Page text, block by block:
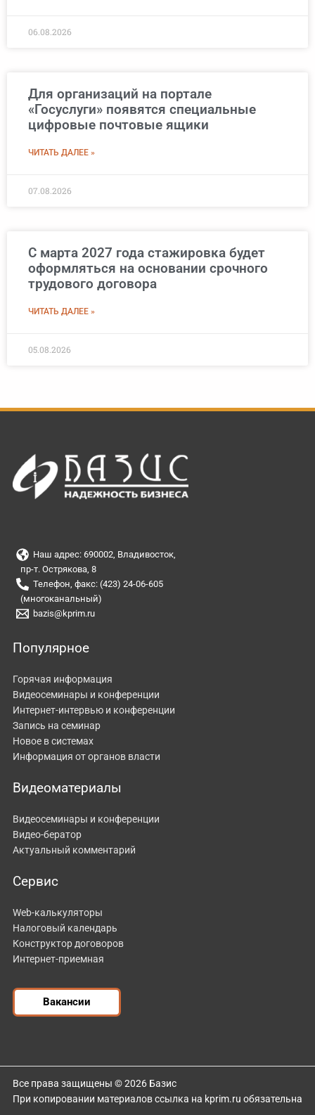
06.08.2026
Для организаций на портале
«Госуслуги» появятся специальные
цифровые почтовые ящики
ЧИТАТЬ ДАЛЕЕ »
07.08.2026
С марта 2027 года стажировка будет
оформляться на основании срочного
трудового договора
ЧИТАТЬ ДАЛЕЕ »
05.08.2026
Наш адрес: 690002, Владивосток,
пр-т. Острякова, 8
Телефон, факс: (423) 24-06-605
(многоканальный)
bazis@kprim.ru
Популярное
Горячая информация
Видеосеминары и конференции
Интернет-интервью и конференции
Запись на семинар
Новое в системах
Информация от органов власти
Видеоматериалы
Видеосеминары и конференции
Видео-бератор
Актуальный комментарий
Сервис
Web-калькуляторы
Налоговый календарь
Конструктор договоров
Интернет-приемная
Вакансии
Все права защищены © 2026 Базис
При копировании материалов ссылка на kprim.ru обязательна